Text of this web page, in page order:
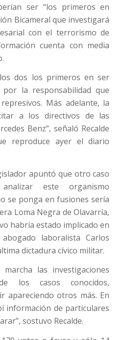
ser “los primeros en
Bicameral que investigará
con el terrorismo de
cuenta con media
dos los primeros en ser
por la responsabilidad que
Más adelante, la
a los directivos de las
Benz”, señaló Recalde
reproduce ayer el diario
apuntó que otro caso
este organismo
se ponga en fusiones sería
Loma Negra de Olavarría,
habría estado implicado en
laboralista Carlos
dictadura cívico militar.
las investigaciones
los casos conocidos,
apareciendo otros más. En
información de particulares
sostuvo Recalde.